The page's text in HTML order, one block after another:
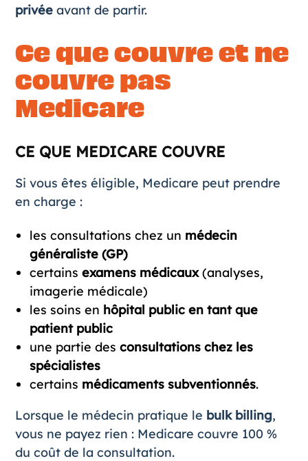
privéeavant de partir.
Ce que couvre et ne
couvre pas
Medicare
CE QUE MEDICARE COUVRE
Si vous êtes éligible, Medicare peut prendre
en charge :
les consultations chez un médecin
généraliste (GP)
certains examens médicaux(analyses,
imagerie médicale)
les soins en hôpital public en tant que
patient public
une partie des consultations chez les
spécialistes
certains médicaments subventionnés.
Lorsque le médecin pratique le bulk billing,
vous ne payez rien : Medicare couvre 100 %
du coût de la consultation.